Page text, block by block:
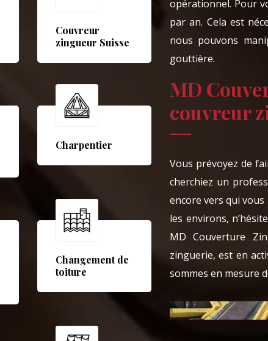
Couvreur
zingueur Suisse
Charpentier
Changement de
toiture
opérationnel. Pour
par an. Cela est
nous pouvons
gouttière.
MD
couvreur
Vous prévoyez de
cherchiez un
encore vers qui
les environs,
MD Couverture
zinguerie, est en
sommes en mesure